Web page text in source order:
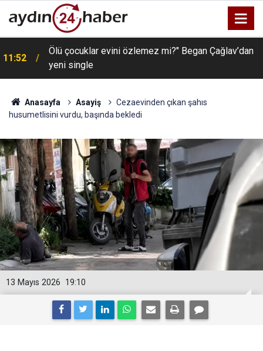
11:52
Ölü çocuklar evini özlemez mi?" Began Çağlav’dan
yeni single
Anasayfa Asayiş
Cezaevinden çıkan şahıs
husumetlisini vurdu, başında bekledi
19:10
13 Mayıs 2026